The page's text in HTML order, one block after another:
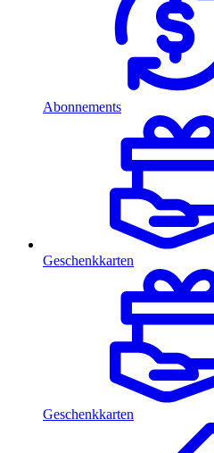
Abonnements
Geschenkkarten
Geschenkkarten